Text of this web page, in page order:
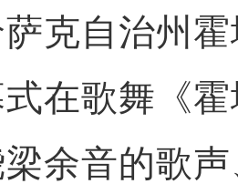
克自治州
歌舞《霍
余音的歌